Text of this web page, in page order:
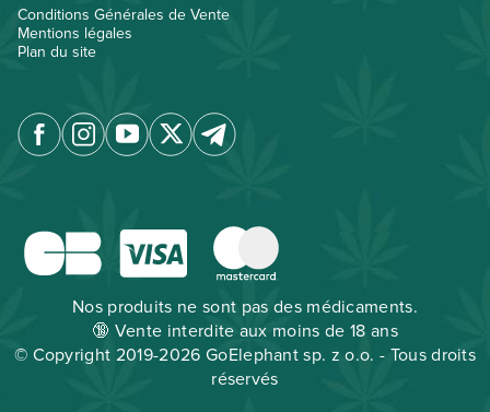
Conditions Générales de Vente
Mentions légales
Plan du site
Nos produits ne sont pas des médicaments.
🔞 Vente interdite aux moins de 18 ans
© Copyright 2019-2026 GoElephant sp. z o.o. - Tous droits
réservés